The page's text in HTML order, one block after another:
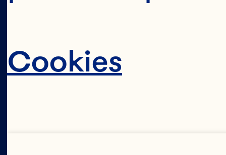
Cookies